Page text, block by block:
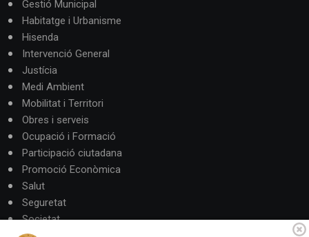
Gestió Municipal
Habitatge i Urbanisme
Hisenda
Intervenció General
Justícia
Medi Ambient
Mobilitat i Territori
Obres i serveis
Ocupació i Formació
Participació ciutadana
Promoció Econòmica
Salut
Seguretat
Societat